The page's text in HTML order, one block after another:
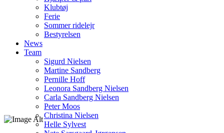
Klubtøj
Ferie
Sommer ridelejr
Bestyrelsen
News
Team
Sigurd Nielsen
Martine Sandberg
Pernille Hoff
Leonora Sandberg Nielsen
Carla Sandberg Nielsen
Peter Moos
Christina Nielsen
Helle Sylvest